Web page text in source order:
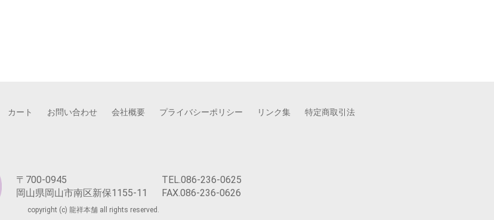
カート お問い合わせ 会社概要 プライバシーポリシー リンク集 特定商取引法
〒700-0945
岡山県岡山市南区新保1155-11
TEL.086-236-0625
FAX.086-236-0626
copyright (c) 龍祥本舗 all rights reserved.